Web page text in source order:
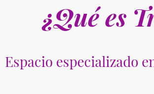
¿Qué es
Espacio especializado